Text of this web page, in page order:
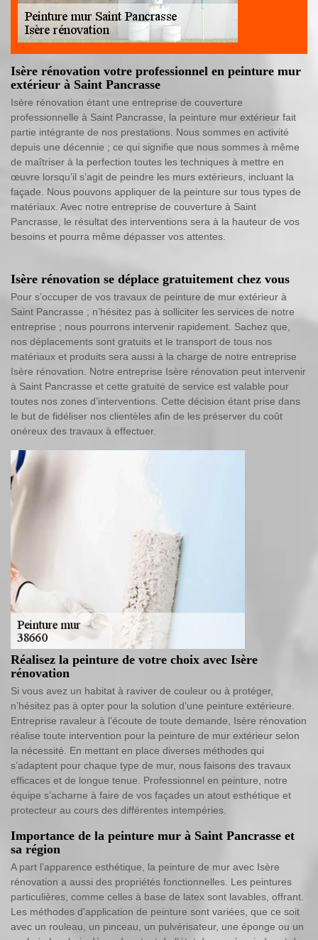
Isère rénovation votre professionnel en peinture mur
extérieur à Saint Pancrasse
Isère rénovation étant une entreprise de couverture
professionnelle à Saint Pancrasse, la peinture mur extérieur fait
partie intégrante de nos prestations. Nous sommes en activité
depuis une décennie ; ce qui signifie que nous sommes à même
de maîtriser à la perfection toutes les techniques à mettre en
œuvre lorsqu’il s’agit de peindre les murs extérieurs, incluant la
façade. Nous pouvons appliquer de la peinture sur tous types de
matériaux. Avec notre entreprise de couverture à Saint
Pancrasse, le résultat des interventions sera à la hauteur de vos
besoins et pourra même dépasser vos attentes.
Isère rénovation se déplace gratuitement chez vous
Pour s’occuper de vos travaux de peinture de mur extérieur à
Saint Pancrasse ; n’hésitez pas à solliciter les services de notre
entreprise ; nous pourrons intervenir rapidement. Sachez que,
nos déplacements sont gratuits et le transport de tous nos
matériaux et produits sera aussi à la charge de notre entreprise
Isère rénovation. Notre entreprise Isère rénovation peut intervenir
à Saint Pancrasse et cette gratuité de service est valable pour
toutes nos zones d’interventions. Cette décision étant prise dans
le but de fidéliser nos clientèles afin de les préserver du coût
onéreux des travaux à effectuer.
Réalisez la peinture de votre choix avec Isère
rénovation
Si vous avez un habitat à raviver de couleur ou à protéger,
n’hésitez pas à opter pour la solution d’une peinture extérieure.
Entreprise ravaleur à l’écoute de toute demande, Isère rénovation
réalise toute intervention pour la peinture de mur extérieur selon
la nécessité. En mettant en place diverses méthodes qui
s’adaptent pour chaque type de mur, nous faisons des travaux
efficaces et de longue tenue. Professionnel en peinture, notre
équipe s’acharne à faire de vos façades un atout esthétique et
protecteur au cours des différentes intempéries.
Importance de la peinture mur à Saint Pancrasse et
sa région
A part l’apparence esthétique, la peinture de mur avec Isère
rénovation a aussi des propriétés fonctionnelles. Les peintures
particulières, comme celles à base de latex sont lavables, offrant.
Les méthodes d'application de peinture sont variées, que ce soit
avec un rouleau, un pinceau, un pulvérisateur, une éponge ou un